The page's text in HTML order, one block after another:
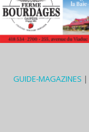
GUIDE-MAGAZINES |